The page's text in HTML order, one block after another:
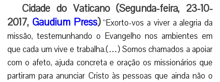
Cidade do Vaticano (Segunda-feira, 23-10-
2017, Gaudium Press)“Exorto-vos a viver a alegria da
missão, testemunhando o Evangelho nos ambientes em
que cada um vive e trabalha.(…) Somos chamados a apoiar
com o afeto, ajuda concreta e oração os missionários que
partiram para anunciar Cristo às pessoas que ainda não o